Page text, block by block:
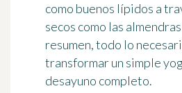
como buenos lípidos a
secos como las
resumen, todo lo
transformar un simple
desayuno completo.